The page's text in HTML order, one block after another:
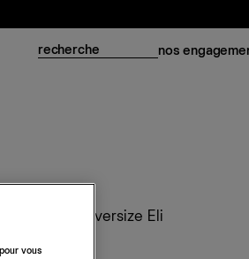
nos
Chemise oversize Eli
158 €
vous